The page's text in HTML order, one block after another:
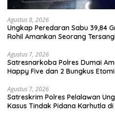
Agustus 8, 2026
Ungkap Peredaran Sabu 39,84
Rohil Amankan Seorang
Agustus 7, 2026
Satresnarkoba Polres Dumai
Happy Five dan 2 Bungkus
Agustus 7, 2026
Satreskrim Polres Pelalawan
Kasus Tindak Pidana Karhutla